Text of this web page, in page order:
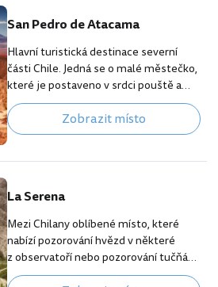
San Pedro de Atacama
Hlavní turistická destinace severní
části Chile. Jedná se o malé městečko,
které je postaveno v srdci pouště a
slouží především jako zázemí pro
turisty podnikající výlety do okolí.
Město i všechny výlety jsou unikátní,
služby, agentury organizující výlety,
restaurace a bary nebo obchůdky
s potravinami a suvenýry. Mezi hlavní…
Zobrazit místo
La Serena
Mezi Chilany oblíbené místo, které
nabízí pozorování hvězd v některé
z observatoří nebo pozorování tučňáků
žijících v nedalekých ostrovech, které